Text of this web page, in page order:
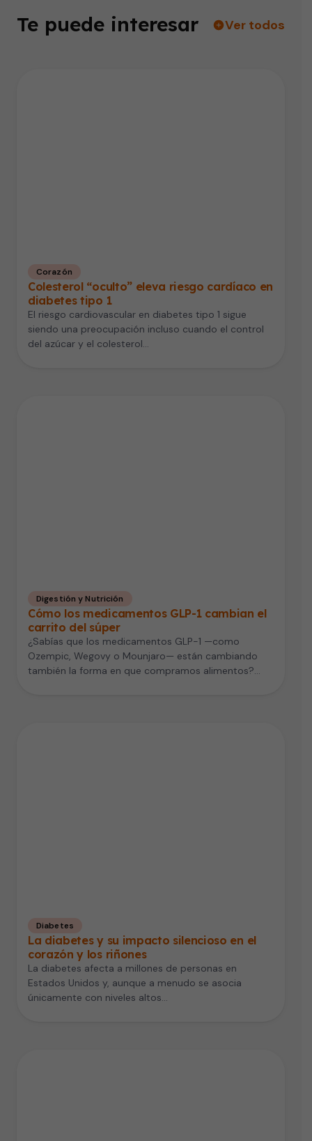
Te puede interesar Ver todos
Corazón
Colesterol “oculto” eleva riesgo cardíaco en
diabetes tipo 1
El riesgo cardiovascular en diabetes tipo 1 sigue
siendo una preocupación incluso cuando el control
del azúcar y el colesterol…
Digestión y Nutrición
Cómo los medicamentos GLP-1 cambian el
carrito del súper
¿Sabías que los medicamentos GLP-1 —como
Ozempic, Wegovy o Mounjaro— están cambiando
también la forma en que compramos alimentos?
Diabetes
La diabetes y su impacto silencioso en el
corazón y los riñones
La diabetes afecta a millones de personas en
Estados Unidos y, aunque a menudo se asocia
únicamente con niveles altos…